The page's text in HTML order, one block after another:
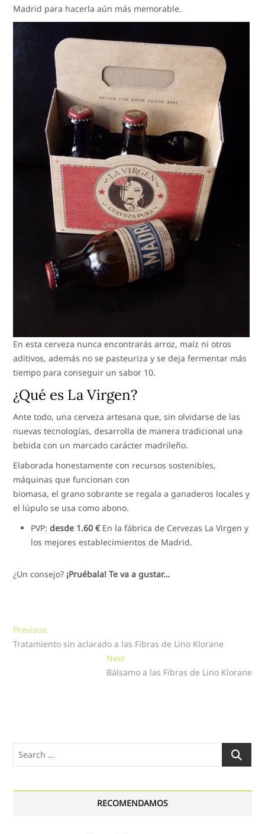
Madrid para hacerla aún más memorable.
En esta cerveza nunca encontrarás arroz, maíz ni otros
aditivos, además no se pasteuriza y se deja fermentar más
tiempo para conseguir un sabor 10.
¿Qué es La Virgen?
Ante todo, una cerveza artesana que, sin olvidarse de las
nuevas tecnologías, desarrolla de manera tradicional una
bebida con un marcado carácter madrileño.
Elaborada honestamente con recursos sostenibles,
máquinas que funcionan con
biomasa, el grano sobrante se regala a ganaderos locales y
el lúpulo se usa como abono.
PVP:desde 1.60 €En la fábrica de Cervezas La Virgen y
los mejores establecimientos de Madrid.
¿Un consejo? ¡Pruébala! Te va a gustar…
Navegación
de
Previous
post:
Tratamiento sin aclarado a las Fibras de Lino Klorane
NextNext
post:
Bálsamo a las Fibras de Lino Klorane
Search
RECOMENDAMOS